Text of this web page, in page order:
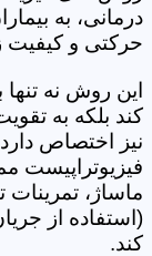
درمانی، به
حرکتی و کیفیت
این روش نه
کند بلکه به
نیز اختصاص
فیزیوتراپیست
ماساژ، تمرینات
(استفاده از
کند.